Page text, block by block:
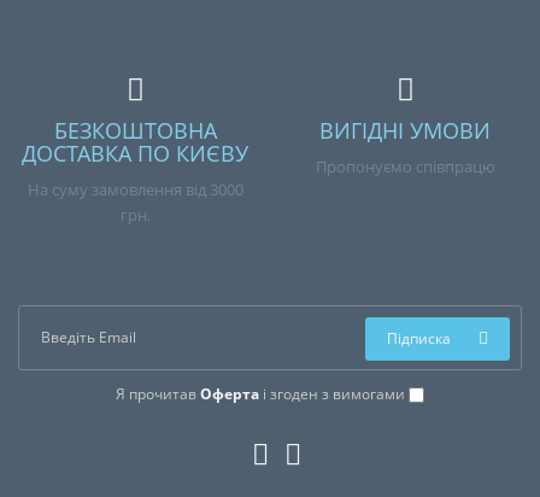
БЕЗКОШТОВНА
ДОСТАВКА ПО КИЄВУ
На суму замовлення від 3000
грн.
ВИГІДНІ УМОВИ
Пропонуємо співпрацю
Я прочитавОферта і згоден з вимогами
Підписка